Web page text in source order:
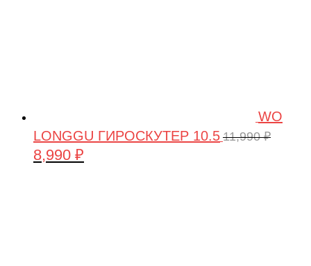
WO
LONGGU ГИРОСКУТЕР 10.5 11,990₽
Первоначальная
8,990 ₽